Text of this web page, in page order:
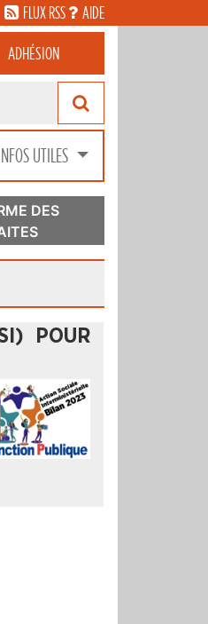
FLUX RSS AIDE
ADHÉSION
INFOS UTILES
DES
POUR